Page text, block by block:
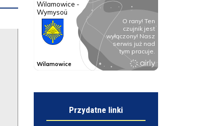
Przydatne linki